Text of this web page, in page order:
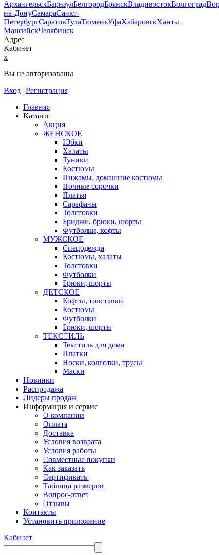
АрхангельскБарнаулБелгородБрянскВладивостокВолгоград
на-ДонуСамараСанкт-
ПетербургСаратовТулаТюменьУфаХабаровскХанты-
МансийскЧелябинск
Адрес
Кабинет
x
Вы не авторизованы
Вход | Регистрация
Главная
Каталог
Акция
ЖЕНСКОЕ
Юбки
Халаты
Туники
Костюмы
Пижамы, домашние костюмы
Ночные сорочки
Платья
Сарафаны
Толстовки
Бриджи, брюки, шорты
Футболки, кофты
МУЖСКОЕ
Спецодежда
Костюмы, халаты
Толстовки
Футболки
Брюки, шорты
ДЕТСКОЕ
Кофты, толстовки
Костюмы
Футболки
Брюки, шорты
ТЕКСТИЛЬ
Текстиль для дома
Платки
Носки, колготки, трусы
Маски
Новинки
Распродажа
Лидеры продаж
Информация и сервис
О компании
Оплата
Доставка
Условия возврата
Условия работы
Совместные покупки
Как заказать
Сертификаты
Таблица размеров
Вопрос-ответ
Отзывы
Контакты
Установить приложение
Кабинет